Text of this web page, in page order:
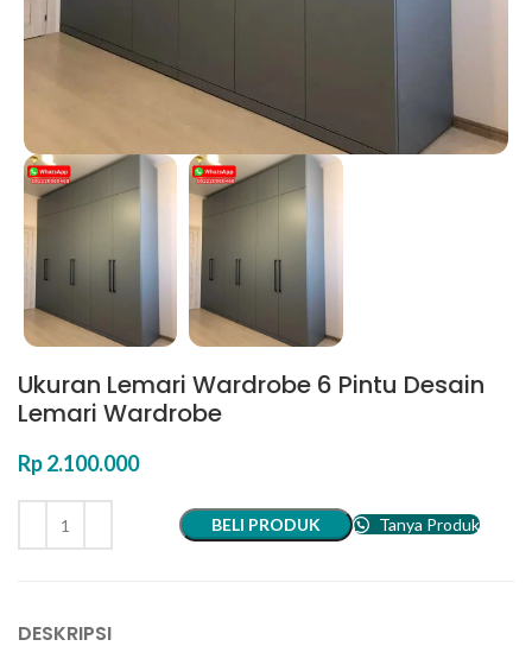
Ukuran Lemari Wardrobe 6 Pintu Desain
Lemari Wardrobe
Rp2.100.000
BELI PRODUK Tanya Produk
DESKRIPSI